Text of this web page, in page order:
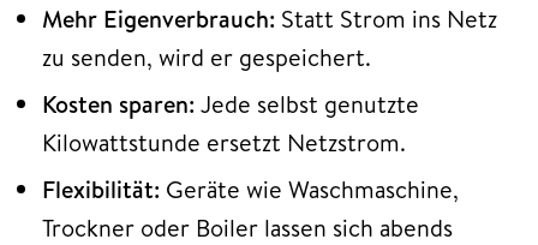
Mehr Eigenverbrauch: Statt Strom ins Netz
zu senden, wird er gespeichert.
Kosten sparen: Jede selbst genutzte
Kilowattstunde ersetzt Netzstrom.
Flexibilität: Geräte wie Waschmaschine,
Trockner oder Boiler lassen sich abends